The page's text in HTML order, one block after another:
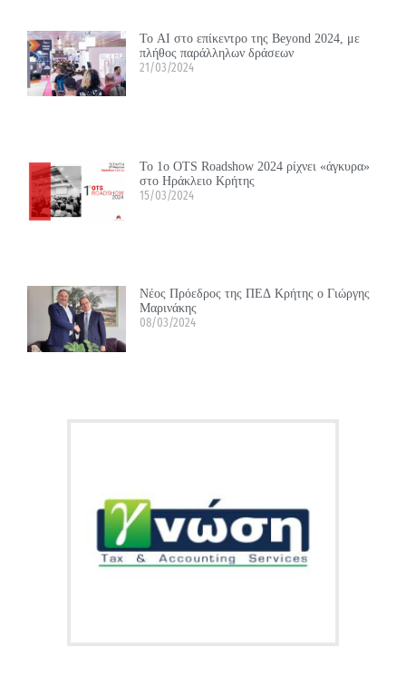
Το ΑΙ στο επίκεντρο της Beyond 2024, με
πλήθος παράλληλων δράσεων
21/03/2024
Το 1ο OTS Roadshow 2024 ρίχνει «άγκυρα»
στο Ηράκλειο Κρήτης
15/03/2024
Νέος Πρόεδρος της ΠΕΔ Κρήτης ο Γιώργης
Μαρινάκης
08/03/2024